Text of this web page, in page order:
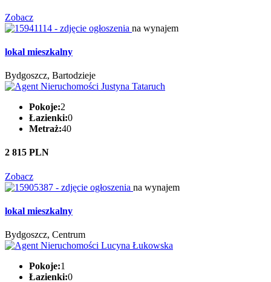
Zobacz
na wynajem
lokal mieszkalny
Bydgoszcz, Bartodzieje
Pokoje:2
Łazienki:0
Metraż:40
2 815 PLN
Zobacz
na wynajem
lokal mieszkalny
Bydgoszcz, Centrum
Pokoje:1
Łazienki:0